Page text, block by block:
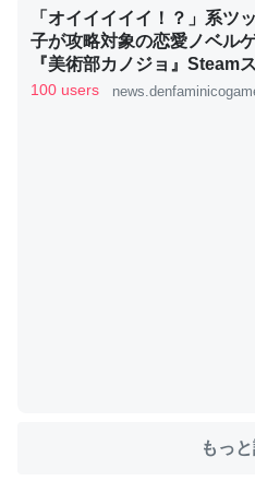
ちょうど同じ理由でEcho
とかSpotifyを支払う孝行もで
り時間を日数にすると1週間
それを実質100倍以上に伸ば
─たまにLINEするくらいだった遠
コミュニケーションが劇的に変化
私も3年前ぐらいに祖母の家
たいなのでネット環境作った
https://
コミュニケーションが劇的に変化
「オイイイイイ！？」系ツ
子が攻略対象の恋愛ノベル
『美術部カノジョ』Steam
ージが公開。「お前らーそろ
100 users
もっ